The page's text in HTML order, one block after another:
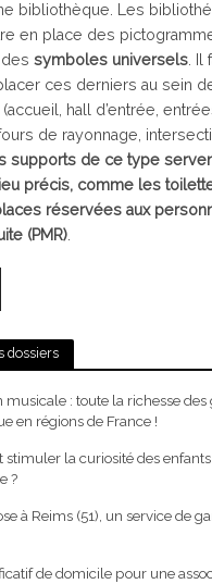
bibliothèque. Les
en place des
symboles universels. Il
ces derniers au sein
hall d’entrée,
de rayonnage,
supports de ce type
précis, comme les
réservées aux
(PMR).
dossiers
musicale : toute la richesse des
en régions de France !
stimuler la curiosité des
?
à Reims (51), un service de
de domicile pour une